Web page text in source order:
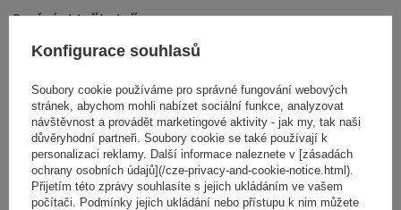
Doručení od dveří ke dveřím
Dodávka do obchodu
Objednávky
Konfigurace souhlasů
Soubory cookie používáme pro správné fungování webových
stránek, abychom mohli nabízet sociální funkce, analyzovat
návštěvnost a provádět marketingové aktivity - jak my, tak naši
důvěryhodní partneři. Soubory cookie se také používají k
personalizaci reklamy. Další informace naleznete v [zásadách
ochrany osobních údajů](/cze-privacy-and-cookie-notice.html).
Přijetím této zprávy souhlasíte s jejich ukládáním ve vašem
počítači. Podmínky jejich ukládání nebo přístupu k nim můžete